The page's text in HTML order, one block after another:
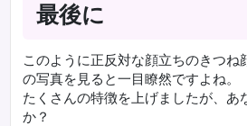
最後に
このように正反対な顔立ちのきつね
の写真を見ると一目瞭然ですよね。
たくさんの特徴を上げましたが、あ
か？